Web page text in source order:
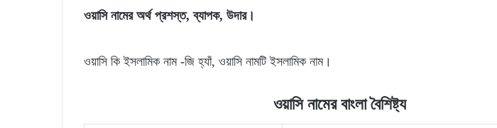
ওয়াসি নামের অর্থ প্রশস্ত,ব্যাপক, উদার।
ওয়াসি কি ইসলামিক নাম -জি হ্যাঁ, ওয়াসি নামটি ইসলামিক নাম।
ওয়াসি নামের বাংলা বৈশিষ্ট্য